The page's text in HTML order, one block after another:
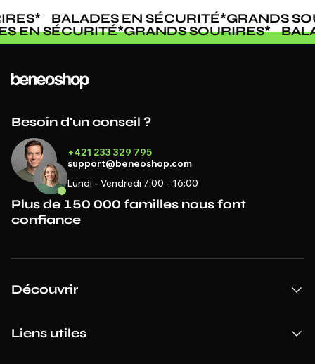
* BALADES EN SÉCURITÉ*GRANDS
EN SÉCURITÉ*GRANDS SOURIRES*
Besoin d'un conseil ?
+421 233 329 795
support@beneoshop.com
Lundi - Vendredi 7:00 - 16:00
Plus de 150 000 familles nous font
confiance
Découvrir
Liens utiles